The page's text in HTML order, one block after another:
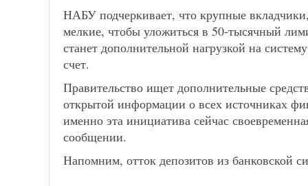
НАБУ подчеркивает, что крупные
мелкие, чтобы уложиться в 50-тысячный
станет дополнительной нагрузкой на
счет.
Правительство ищет дополнительные
открытой информации о всех источниках
именно эта инициатива сейчас
сообщении.
Напомним, отток депозитов из банковской